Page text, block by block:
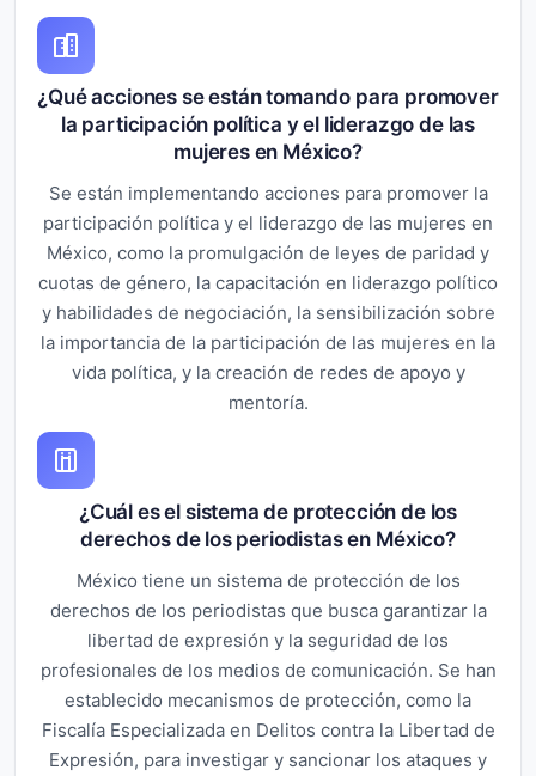
¿Qué acciones se están tomando para promover
la participación política y el liderazgo de las
mujeres en México?
Se están implementando acciones para promover la
participación política y el liderazgo de las mujeres en
México, como la promulgación de leyes de paridad y
cuotas de género, la capacitación en liderazgo político
y habilidades de negociación, la sensibilización sobre
la importancia de la participación de las mujeres en la
vida política, y la creación de redes de apoyo y
mentoría.
¿Cuál es el sistema de protección de los
derechos de los periodistas en México?
México tiene un sistema de protección de los
derechos de los periodistas que busca garantizar la
libertad de expresión y la seguridad de los
profesionales de los medios de comunicación. Se han
establecido mecanismos de protección, como la
Fiscalía Especializada en Delitos contra la Libertad de
Expresión, para investigar y sancionar los ataques y